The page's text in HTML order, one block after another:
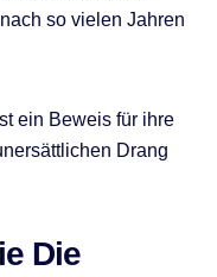
so vielen Jahren
ein Beweis für ihre
Drang
Die